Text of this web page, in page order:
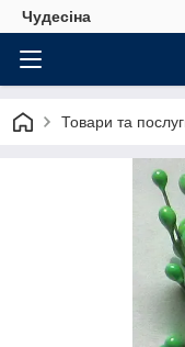
Чудесіна
Товари та